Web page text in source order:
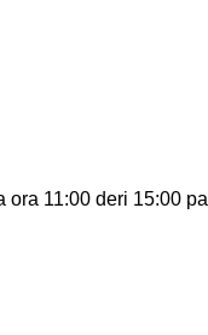
ora 11:00 deri 15:00 pa